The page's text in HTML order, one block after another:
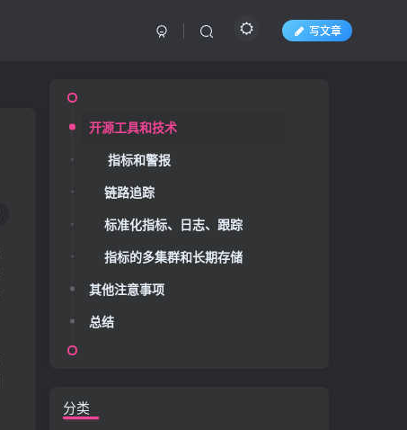
写文章
开源工具和技术
指标和警报
链路追踪
标准化指标、日志、跟踪
指标的多集群和长期存储
其他注意事项
总结
分类